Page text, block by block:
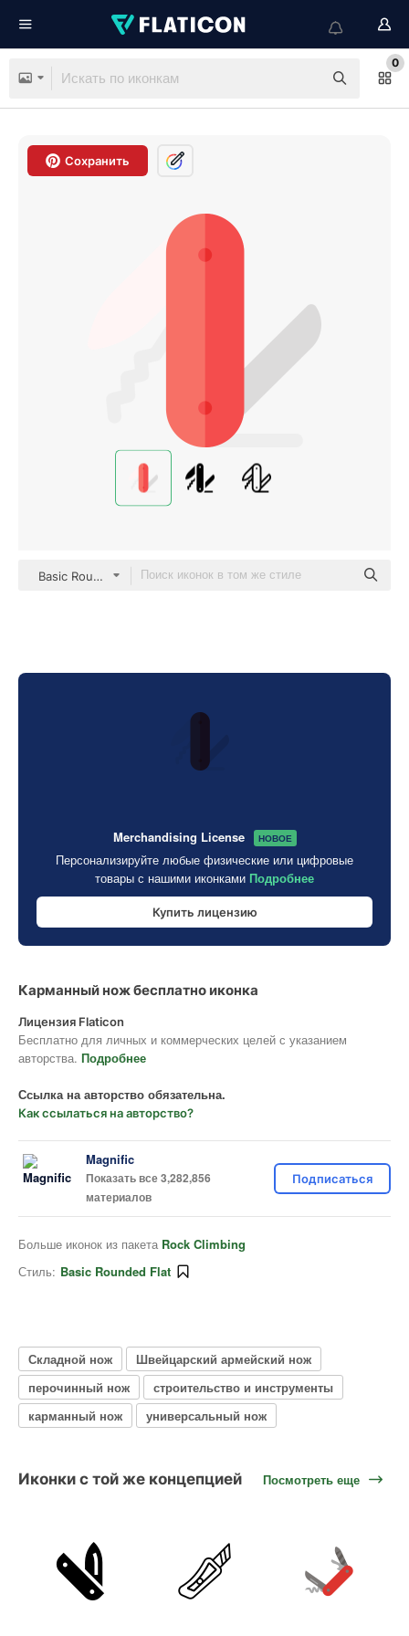
0
Сохранить
Basic Rounded Flat
Merchandising License НОВОЕ
Персонализируйте любые физические или цифровые
товары с нашими иконками Подробнее
Купить лицензию
Карманный нож бесплатно иконка
Лицензия Flaticon
Бесплатно для личных и коммерческих целей с указанием
авторства. Подробнее
Ссылка на авторство обязательна.
Как ссылаться на авторство?
Magnific
Показать все 3,282,856
материалов
Подписаться
Больше иконок из пакета Rock Climbing
Стиль: Basic Rounded Flat
Складной нож
Швейцарский армейский нож
перочинный нож
строительство и инструменты
карманный нож
универсальный нож
Иконки с той же концепцией Посмотреть еще